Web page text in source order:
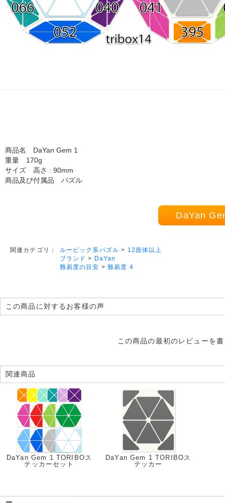
商品名 DaYan Gem 1
重量 170g
サイズ 高さ : 90mm
商品及び付属品 パズル
DaYan
関連カテゴリ： ルービック系パズル > 12面体以上
ブランド > DaYan
難易度の目安 >難易度 4
この商品に対するお客様の声
この商品の最初のレビューを
関連商品
DaYan Gem 1 TORIBOス
テッカーセット
DaYan Gem 1 TORIBOス
テッカー